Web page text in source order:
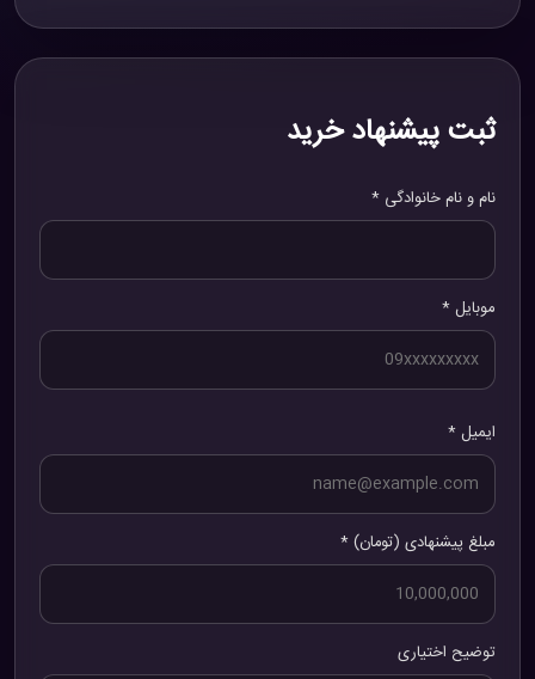
ثبت پیشنهاد خرید
نام و نام خانوادگی *
موبایل *
ایمیل *
مبلغ پیشنهادی (تومان) *
توضیح اختیاری